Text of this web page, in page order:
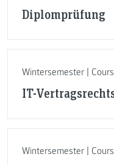
Diplomprüfung
Wintersemester |
IT-
Wintersemester |